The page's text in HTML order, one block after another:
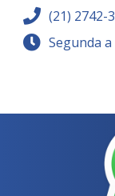
(21) 2742-
Segunda